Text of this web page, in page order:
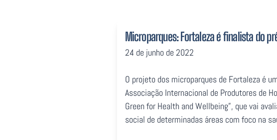
Microparques: Fortaleza é finalista do
24 de junho de 2022
O projeto dos microparques de Fortaleza é
Associação Internacional de Produtores de
Green for Health and Wellbeing”, que vai
social de determinadas áreas com foco na